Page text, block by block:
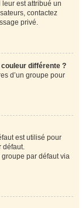
leur est attribué un
contactez
privé.
différente ?
d’un groupe pour
est utilisé pour
défaut.
groupe par défaut via